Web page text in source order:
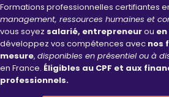
Formations professionnelles certifiantes
management, ressources humaines et
vous soyez salarié, entrepreneurou
développez vos compétences avec nos
mesure, disponibles en présentiel ou à
en France. Éligibles au CPF et aux
professionnels.